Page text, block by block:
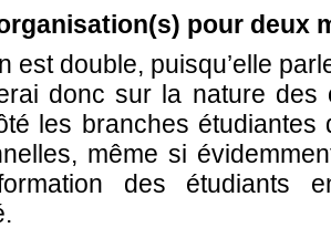
pour deux
est double, puisqu’elle
donc sur la nature des
les branches étudiantes
même si
des étudiants